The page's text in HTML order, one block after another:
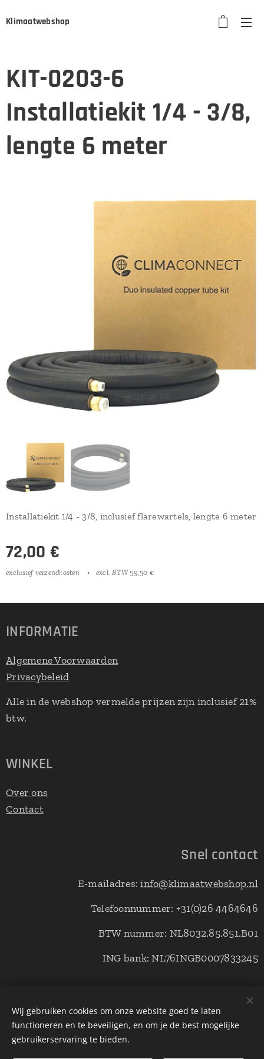
Klimaatwebshop
KIT-0203-6
Installatiekit 1/4 - 3/8,
lengte 6 meter
Installatiekit 1/4 - 3/8, inclusief flarewartels, lengte 6 meter
72,00 €
exclusief verzendkosten excl. BTW 59,50 €
INFORMATIE
Algemene Voorwaarden
Privacybeleid
Alle in de webshop vermelde prijzen zijn inclusief 21%
btw.
WINKEL
Over ons
Contact
Snel contact
E-mailadres:info@klimaatwebshop.nl
Telefoonnummer: +31(0)26 4464646
BTW nummer: NL8032.85.851.B01
ING bank: NL76INGB0007833245
© Copyright klimaatwebshop 2021 alle rechten voorbehouden.
Cookies
Wij gebruiken cookies om onze website goed te laten
functioneren en te beveiligen, en om je de best mogelijke
gebruikerservaring te bieden.